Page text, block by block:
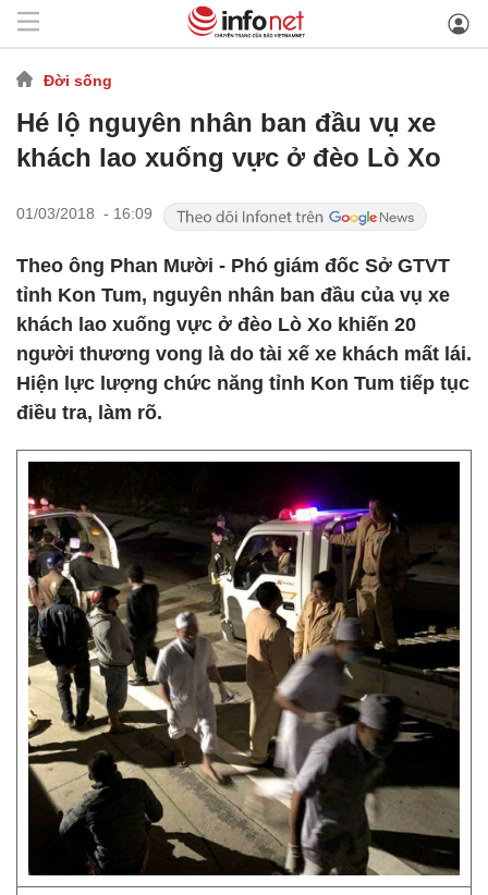
Đời sống
Hé lộ nguyên nhân ban đầu vụ xe
khách lao xuống vực ở đèo Lò Xo
01/03/2018 - 16:09
Theo ông Phan Mười - Phó giám đốc Sở GTVT
tỉnh Kon Tum, nguyên nhân ban đầu của vụ xe
khách lao xuống vực ở đèo Lò Xo khiến 20
người thương vong là do tài xế xe khách mất lái.
Hiện lực lượng chức năng tỉnh Kon Tum tiếp tục
điều tra, làm rõ.